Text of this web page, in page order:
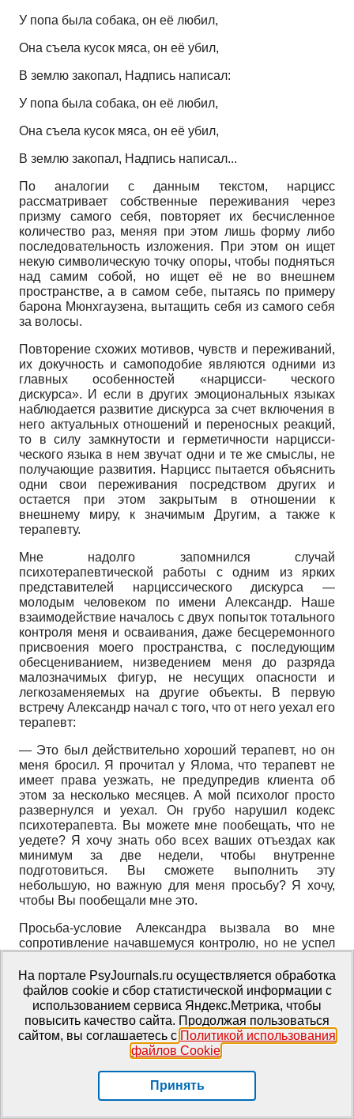
У попа была собака, он её любил,
Она съела кусок мяса, он её убил,
В землю закопал, Надпись написал:
У попа была собака, он её любил,
Она съела кусок мяса, он её убил,
В землю закопал, Надпись написал...
По аналогии с данным текстом, нарцисс
рассматривает собственные переживания через
призму самого себя, повторяет их бесчисленное
количество раз, меняя при этом лишь форму либо
последовательность изложения. При этом он ищет
некую символическую точку опоры, чтобы подняться
над самим собой, но ищет её не во внешнем
пространстве, а в самом себе, пытаясь по примеру
барона Мюнхгаузена, вытащить себя из самого себя
за волосы.
Повторение схожих мотивов, чувств и переживаний,
их докучность и самоподобие являются одними из
главных особенностей «нарцисси- ческого
дискурса». И если в других эмоциональных языках
наблюдается развитие дискурса за счет включения в
него актуальных отношений и переносных реакций,
то в силу замкнутости и герметичности нарцисси-
ческого языка в нем звучат одни и те же смыслы, не
получающие развития. Нарцисс пытается объяснить
одни свои переживания посредством других и
остается при этом закрытым в отношении к
внешнему миру, к значимым Другим, а также к
терапевту.
Мне надолго запомнился случай
психотерапевтической работы с одним из ярких
представителей нарциссического дискурса —
молодым человеком по имени Александр. Наше
взаимодействие началось с двух попыток тотального
контроля меня и осваивания, даже бесцеремонного
присвоения моего пространства, с последующим
обесцениванием, низведением меня до разряда
малозначимых фигур, не несущих опасности и
легкозаменяемых на другие объекты. В первую
встречу Александр начал с того, что от него уехал его
терапевт:
— Это был действительно хороший терапевт, но он
меня бросил. Я прочитал у Ялома, что терапевт не
имеет права уезжать, не предупредив клиента об
этом за несколько месяцев. А мой психолог просто
развернулся и уехал. Он грубо нарушил кодекс
психотерапевта. Вы можете мне пообещать, что не
уедете? Я хочу знать обо всех ваших отъездах как
минимум за две недели, чтобы внутренне
подготовиться. Вы сможете выполнить эту
небольшую, но важную для меня просьбу? Я хочу,
чтобы Вы пообещали мне это.
Просьба-условие Александра вызвала во мне
сопротивление начавшемуся контролю, но не успел
комментарием:
— Я смотрю у Вас кружка с чаем на столе? Я бы
предпочел, чтобы вы не пили чай во время работы
со мной. Все-таки, я оплачиваю вам это время и
хотел бы, чтобы вы уделяли мне внимание всецело.
Я могу на это рассчитывать? Если для этого
необходимо поднять оплату, то вы можете об этом
сказать. Мне кажется, психотерапевт во время своей
На портале PsyJournals.ru осуществляется обработка
файлов cookie и сбор статистической информации с
использованием сервиса Яндекс.Метрика, чтобы
повысить качество сайта. Продолжая пользоваться
сайтом, вы соглашаетесь с Политикой использования
файлов Cookie.
Принять